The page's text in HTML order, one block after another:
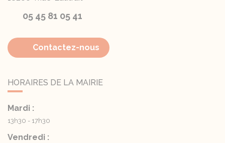
05 45 81 05 41
Contactez-nous
HORAIRES DE LA MAIRIE
Mardi :
13h30 - 17h30
Vendredi :